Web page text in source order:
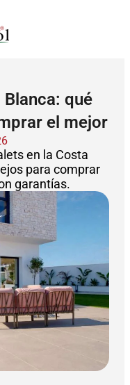
Blanca: qué
el mejor
en la Costa
para comprar
garantías.